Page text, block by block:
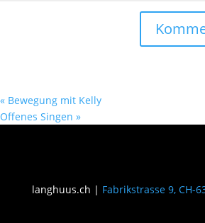
« Bewegung mit Kelly
Offenes Singen »
langhuus.ch | Fabrikstrasse 9, CH-